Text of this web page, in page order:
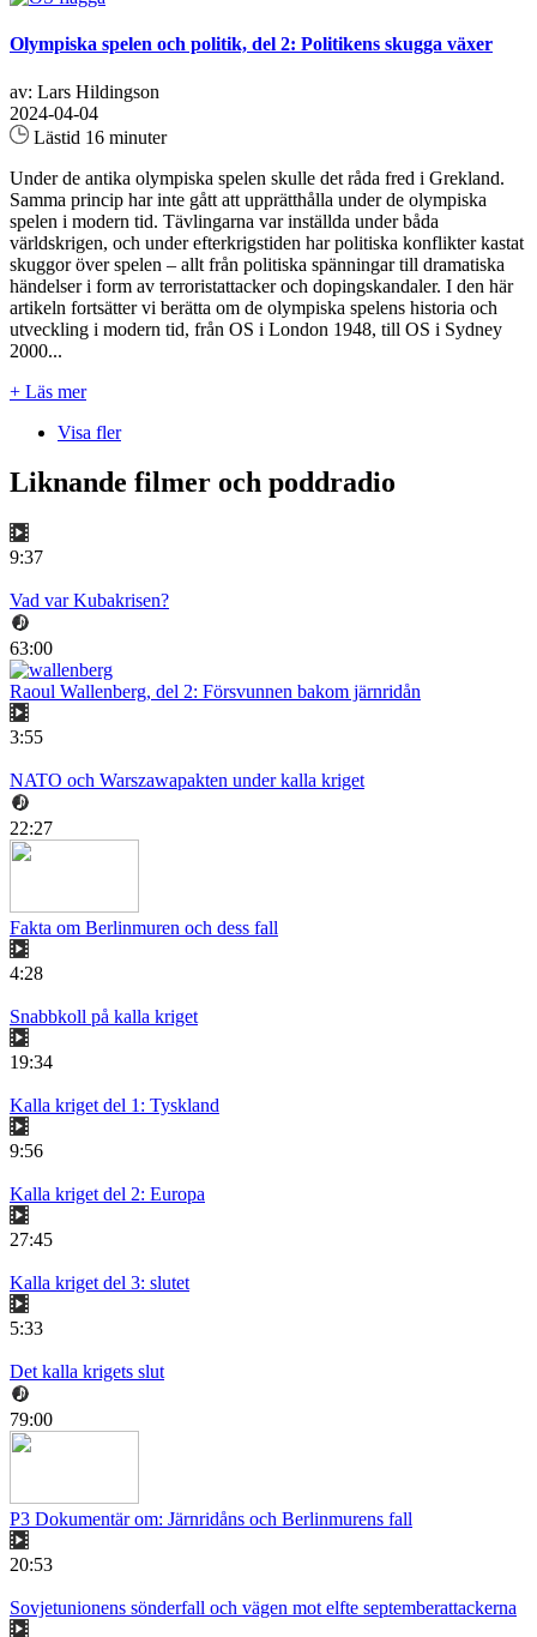
Olympiska spelen och politik, del 2: Politikens skugga växer
av: Lars Hildingson
2024-04-04
Lästid 16 minuter
Under de antika olympiska spelen skulle det råda fred i Grekland.
Samma princip har inte gått att upprätthålla under de olympiska
spelen i modern tid. Tävlingarna var inställda under båda
världskrigen, och under efterkrigstiden har politiska konflikter kastat
skuggor över spelen – allt från politiska spänningar till dramatiska
händelser i form av terroristattacker och dopingskandaler. I den här
artikeln fortsätter vi berätta om de olympiska spelens historia och
utveckling i modern tid, från OS i London 1948, till OS i Sydney
2000...
+ Läs mer
Visa fler
Liknande filmer och poddradio
9:37
Vad var Kubakrisen?
63:00
Raoul Wallenberg, del 2: Försvunnen bakom järnridån
3:55
NATO och Warszawapakten under kalla kriget
22:27
Fakta om Berlinmuren och dess fall
4:28
Snabbkoll på kalla kriget
19:34
Kalla kriget del 1: Tyskland
9:56
Kalla kriget del 2: Europa
27:45
Kalla kriget del 3: slutet
5:33
Det kalla krigets slut
79:00
P3 Dokumentär om: Järnridåns och Berlinmurens fall
20:53
Sovjetunionens sönderfall och vägen mot elfte septemberattackerna